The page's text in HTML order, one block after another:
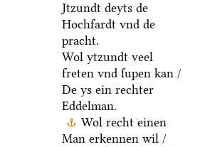
Jtzundt deyts de
Hochfardt vnd de
pracht.
Wol ytzundt veel
freten vnd ſupen kan /
De ys ein rechter
Eddelman.
Wol recht einen
Man erkennen wil /